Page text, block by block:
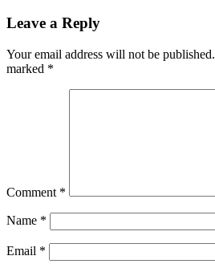
Leave a Reply
Your email address will not be published.
marked *
Comment *
Name *
Email *